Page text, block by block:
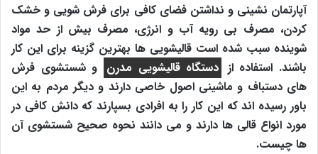
آپارتمان نشینی و نداشتن فضای کافی برای فرش شویی و خشک
کردن، مصرف بی رویه آب و انرژی، مصرف بیش از حد مواد
شوینده سبب شده است قالیشویی ها بهترین گزینه برای این کار
باشند. استفاده از دستگاه قالیشویی مدرن و شستشوی فرش
های دستباف و ماشینی اصول خاصی دارند و دیگر مردم به این
باور رسیده اند که این کار را به افرادی بسپارند که دانش کافی در
مورد انواع قالی ها دارند و می دانند نحوه صحیح شستشوی آن
ها چیست.